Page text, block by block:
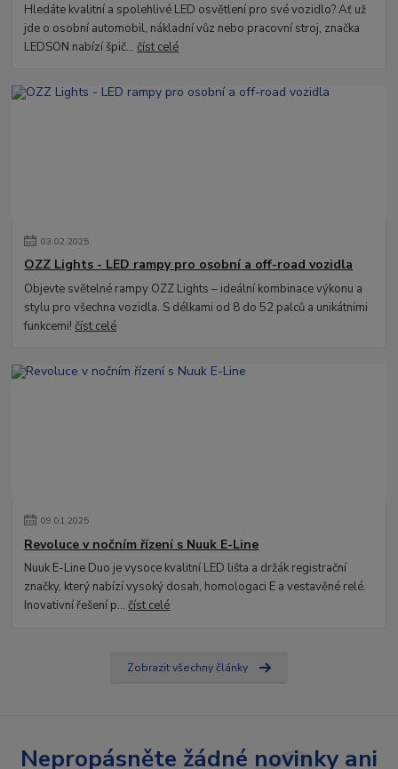
Hledáte kvalitní a spolehlivé LED osvětlení pro své vozidlo? Ať už
jde o osobní automobil, nákladní vůz nebo pracovní stroj, značka
LEDSON nabízí špič...číst celé
03.02.2025
OZZ Lights - LED rampy pro osobní a off-road vozidla
Objevte světelné rampy OZZ Lights – ideální kombinace výkonu a
stylu pro všechna vozidla. S délkami od 8 do 52 palců a unikátními
funkcemi!číst celé
09.01.2025
Revoluce v nočním řízení s Nuuk E-Line
Nuuk E-Line Duo je vysoce kvalitní LED lišta a držák registrační
značky, který nabízí vysoký dosah, homologaci E a vestavěné relé.
Inovativní řešení p...číst celé
Zobrazit všechny články
Nepropásněte žádné novinky ani